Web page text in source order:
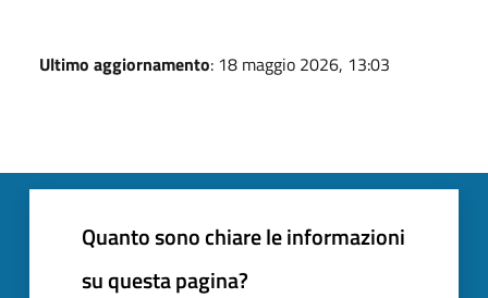
Ultimo aggiornamento: 18 maggio 2026, 13:03
Quanto sono chiare le informazioni
su questa pagina?